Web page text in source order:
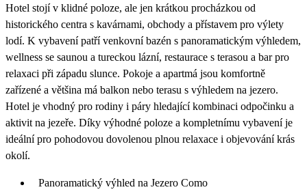
Hotel stojí v klidné poloze, ale jen krátkou procházkou od
historického centra s kavárnami, obchody a přístavem pro výlety
lodí. K vybavení patří venkovní bazén s panoramatickým výhledem,
wellness se saunou a tureckou lázní, restaurace s terasou a bar pro
relaxaci při západu slunce. Pokoje a apartmá jsou komfortně
zařízené a většina má balkon nebo terasu s výhledem na jezero.
Hotel je vhodný pro rodiny i páry hledající kombinaci odpočinku a
aktivit na jezeře. Díky výhodné poloze a kompletnímu vybavení je
ideální pro pohodovou dovolenou plnou relaxace i objevování krás
okolí.
Panoramatický výhled na Jezero Como